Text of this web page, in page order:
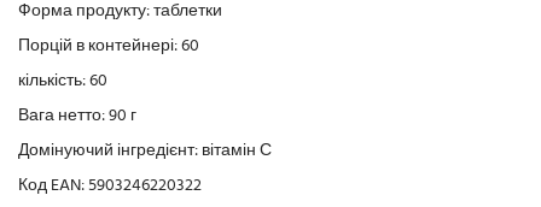
Форма продукту: таблетки
Порцій в контейнері: 60
кількість: 60
Вага нетто: 90 г
Домінуючий інгредієнт: вітамін С
Код EAN: 5903246220322